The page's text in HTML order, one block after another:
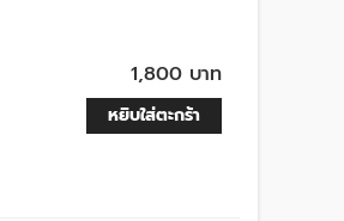
1,800 บาท
หยิบใส่ตะกร้า